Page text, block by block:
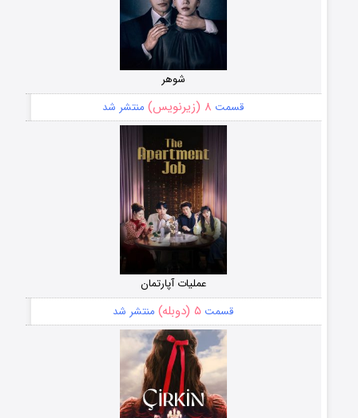
شوهر
قسمت ۸ (زیرنویس) منتشر شد
عملیات آپارتمان
قسمت ۵ (دوبله) منتشر شد